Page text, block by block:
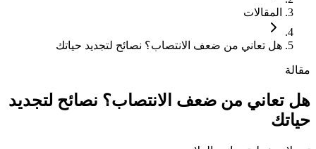
المقالات
هل تعاني من ضعف الانتصاب؟ نصائح لتجديد حياتك
مقالة
هل تعاني من ضعف الانتصاب؟ نصائح لتجديد
حياتك